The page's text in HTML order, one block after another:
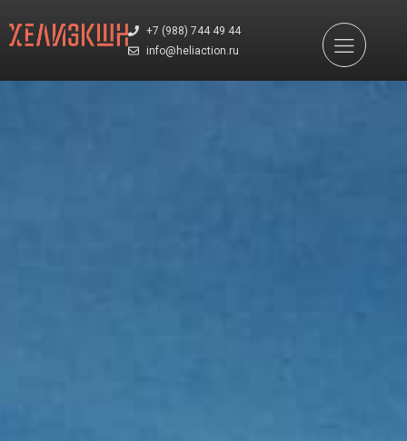
+7 (988) 744 49 44
info@heliaction.ru